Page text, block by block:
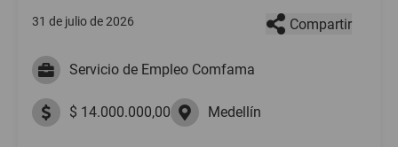
31 de julio de 2026 Compartir
Servicio de Empleo Comfama
$ 14.000.000,00 Medellín